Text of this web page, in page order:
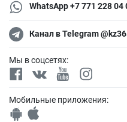
WhatsApp +7 771 228 04
Канал в Telegram
Мы в соцсетях:
Мобильные приложения: